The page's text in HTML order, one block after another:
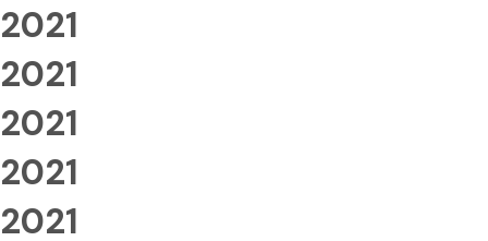
2021
2021
2021
2021
2021